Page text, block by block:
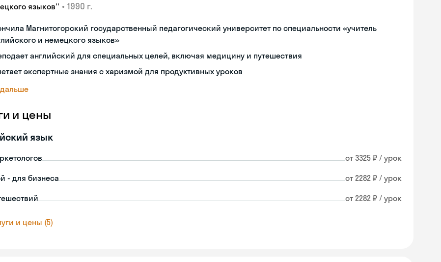
языков'' • 1990 г.
Магнитогорский государственный педагогический университет по специальности «учитель
и немецкого языков»
английский для специальных целей, включая медицину и путешествия
экспертные знания с харизмой для продуктивных уроков
и цены
язык
от 3325 ₽ / урок
- для бизнеса от 2282 ₽ / урок
от 2282 ₽ / урок
и цены (5)